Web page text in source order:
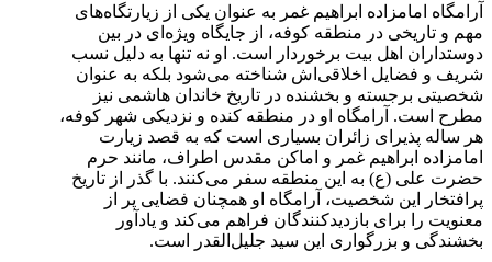
آرامگاه امامزاده ابراهیم غمر به عنوان یکی از زیارتگاه‌های
مهم و تاریخی در منطقه کوفه، از جایگاه ویژه‌ای در بین
دوستداران اهل بیت برخوردار است. او نه تنها به دلیل نسب
شریف و فضایل اخلاقی‌اش شناخته می‌شود بلکه به عنوان
شخصیتی برجسته و بخشنده در تاریخ خاندان هاشمی نیز
مطرح است. آرامگاه او در منطقه کنده و نزدیکی شهر کوفه،
هر ساله پذیرای زائران بسیاری است که به قصد زیارت
امامزاده ابراهیم غمر و اماکن مقدس اطراف، مانند حرم
حضرت علی (ع) به این منطقه سفر می‌کنند. با گذر از تاریخ
پرافتخار این شخصیت، آرامگاه او همچنان فضایی پر از
معنویت را برای بازدیدکنندگان فراهم می‌کند و یادآور
بخشندگی و بزرگواری این سید جلیل‌القدر است.